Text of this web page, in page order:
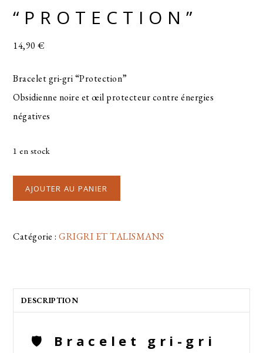
“PROTECTION”
14,90€
Bracelet gri-gri “Protection”
Obsidienne noire et œil protecteur contre énergies
négatives
1 en stock
AJOUTER AU PANIER
Catégorie :GRIGRI ET TALISMANS
DESCRIPTION
🛡️ Bracelet gri-gri